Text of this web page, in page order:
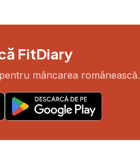
FitDiary
mâncarea românească.